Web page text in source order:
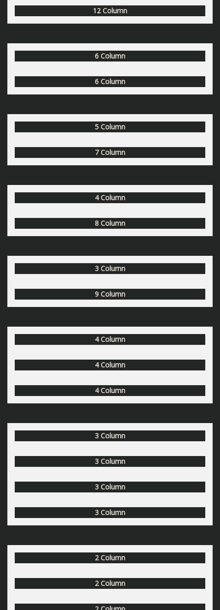
12 Column
6 Column
6 Column
5 Column
7 Column
4 Column
8 Column
3 Column
9 Column
4 Column
4 Column
4 Column
3 Column
3 Column
3 Column
3 Column
2 Column
2 Column